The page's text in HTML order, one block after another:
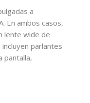
a
En ambos casos,
lente wide de
parlantes
pantalla,